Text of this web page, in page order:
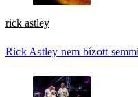
rick astley
Rick Astley nem bízott